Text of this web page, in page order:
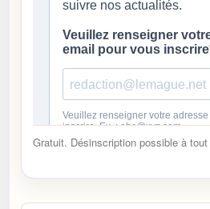
Gratuit. Désinscription possible à tout